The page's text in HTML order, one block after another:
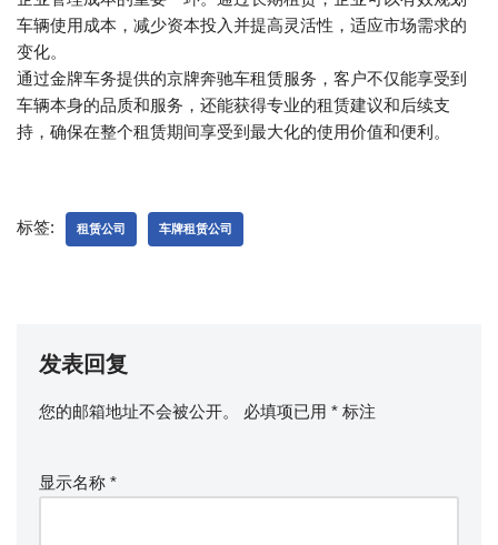
车辆使用成本，减少资本投入并提高灵活性，适应市场需求的
变化。
通过金牌车务提供的京牌奔驰车租赁服务，客户不仅能享受到
车辆本身的品质和服务，还能获得专业的租赁建议和后续支
持，确保在整个租赁期间享受到最大化的使用价值和便利。
标签: 租赁公司 车牌租赁公司
发表回复
您的邮箱地址不会被公开。 必填项已用 * 标注
显示名称 *